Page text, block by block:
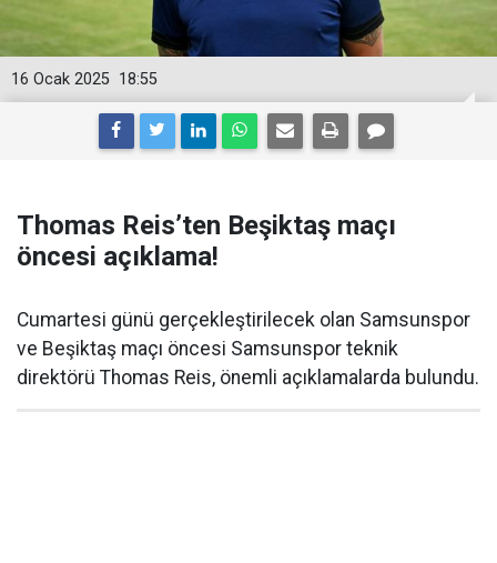
18:55
16 Ocak 2025
Thomas Reis’ten Beşiktaş maçı
öncesi açıklama!
Cumartesi günü gerçekleştirilecek olan Samsunspor
ve Beşiktaş maçı öncesi Samsunspor teknik
direktörü Thomas Reis, önemli açıklamalarda bulundu.